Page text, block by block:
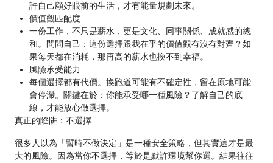
許自己顧好眼前的生活，才有能量規劃未來。
價值觀匹配度
一份工作，不只是薪水，更是文化、同事關係、成就感的總
和。問問自己：這份選擇跟我在乎的價值觀有沒有對齊？如
果每天都在消耗，那再高的薪水也換不到幸福。
風險承受能力
每個選擇都有代價。換跑道可能有不確定性，留在原地可能
會停滯。關鍵在於：你能承受哪一種風險？了解自己的底
線，才能放心做選擇。
真正的陷阱：不選擇
很多人以為「暫時不做決定」是一種安全策略，但其實這才是最
大的風險。因為當你不選擇，等於是默許環境幫你選。結果往往